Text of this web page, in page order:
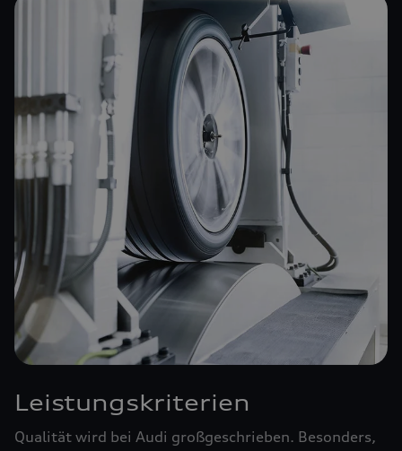
Leistungskriterien
Qualität wird bei Audi großgeschrieben. Besonders,